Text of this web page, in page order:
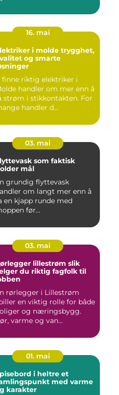
16. mai
i molde trygghet,
og smarte
finne riktig elektriker i
handler om mer enn å
strøm i stikkontakten. For
handler d...
03. mai
som faktisk
mål
grundig flyttevask
om langt mer enn å
en kjapp runde med
før
03. mai
lillestrøm slik
du riktig fagfolk til
rørlegger i Lillestrøm
en viktig rolle for både
og næringsbygg.
varme og van...
01. mai
i heltre et
med varme
karakter